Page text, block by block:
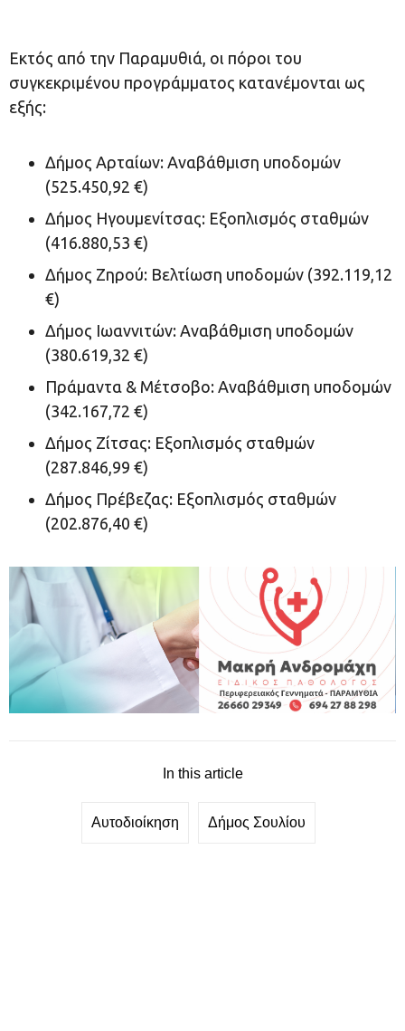
Εκτός από την Παραμυθιά, οι πόροι του
συγκεκριμένου προγράμματος κατανέμονται ως
εξής:
Δήμος Αρταίων: Αναβάθμιση υποδομών
(525.450,92 €)
Δήμος Ηγουμενίτσας: Εξοπλισμός σταθμών
(416.880,53 €)
Δήμος Ζηρού: Βελτίωση υποδομών (392.119,12
€)
Δήμος Ιωαννιτών: Αναβάθμιση υποδομών
(380.619,32 €)
Πράμαντα & Μέτσοβο: Αναβάθμιση υποδομών
(342.167,72 €)
Δήμος Ζίτσας: Εξοπλισμός σταθμών
(287.846,99 €)
Δήμος Πρέβεζας: Εξοπλισμός σταθμών
(202.876,40 €)
In this article
Αυτοδιοίκηση Δήμος Σουλίου